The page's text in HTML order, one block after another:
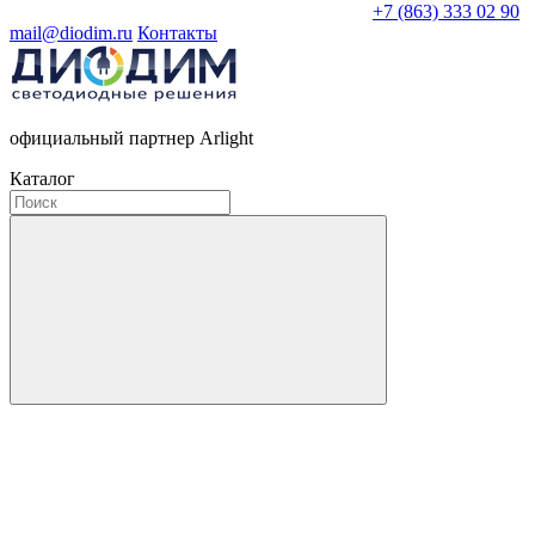
+7 (863) 333 02 90
mail@diodim.ru Контакты
официальный партнер Arlight
Каталог